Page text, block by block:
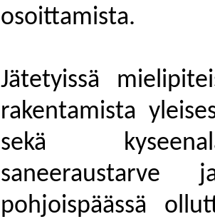
osoittamista.
Jätetyissä
rakentamista
sekä
saneeraustarve
pohjoispäässä